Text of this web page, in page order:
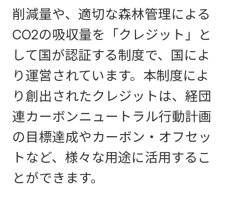
削減量や、適切な森林管理による
CO2の吸収量を「クレジット」と
して国が認証する制度で、国によ
り運営されています。本制度によ
り創出されたクレジットは、経団
連カーボンニュートラル行動計画
の目標達成やカーボン・オフセッ
トなど、様々な用途に活用するこ
とができます。